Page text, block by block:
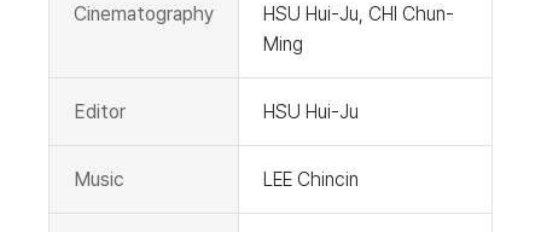
Cinematography
HSU Hui-Ju, CHI Chun-
Ming
Editor HSU Hui-Ju
Music LEE Chincin